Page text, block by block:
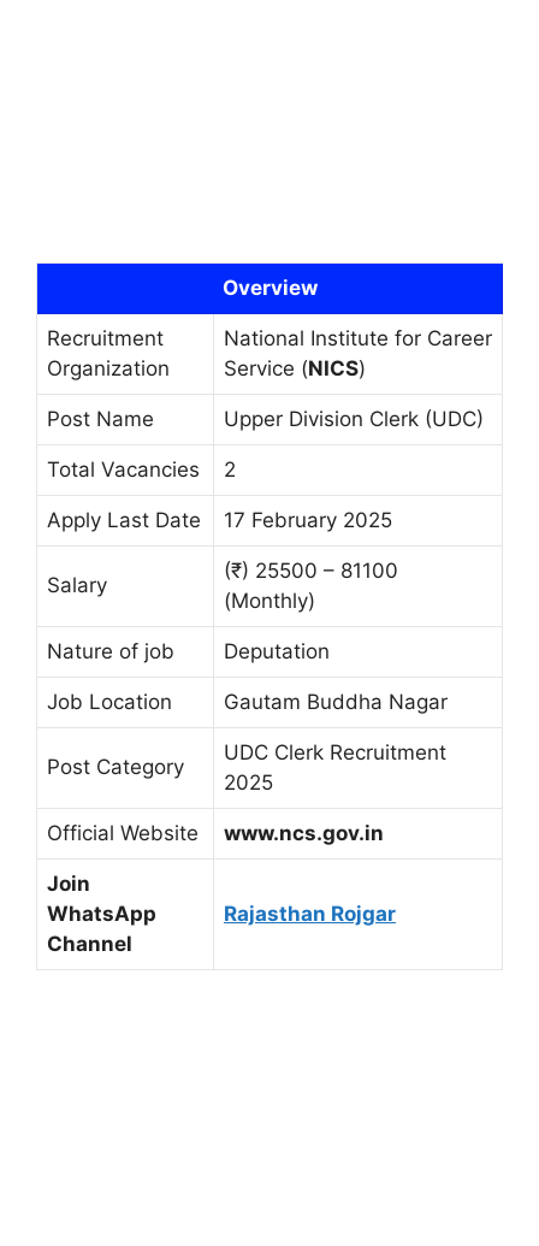
Overview
Recruitment
Organization
National Institute for Career
Service (NICS)
Post Name Upper Division Clerk (UDC)
Total Vacancies 2
Apply Last Date 17 February 2025
Salary
(₹) 25500 – 81100
(Monthly)
Nature of job Deputation
Job Location Gautam Buddha Nagar
Post Category
UDC Clerk Recruitment
2025
Official Website www.ncs.gov.in
Join
WhatsApp
Channel
Rajasthan Rojgar